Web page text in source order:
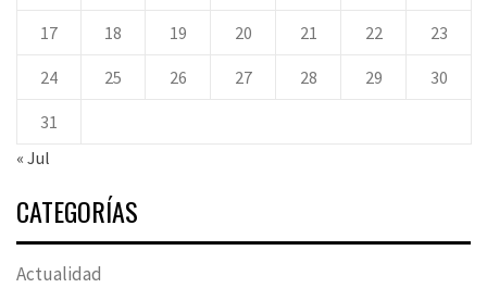
17 18 19 20 21 22 23
24 25 26 27 28 29 30
31
« Jul
CATEGORÍAS
Actualidad